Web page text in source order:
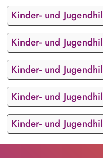
Kinder- und
Kinder- und
Kinder- und
Kinder- und
Kinder- und